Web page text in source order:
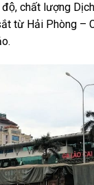
chất lượng
từ Hải Phòng –